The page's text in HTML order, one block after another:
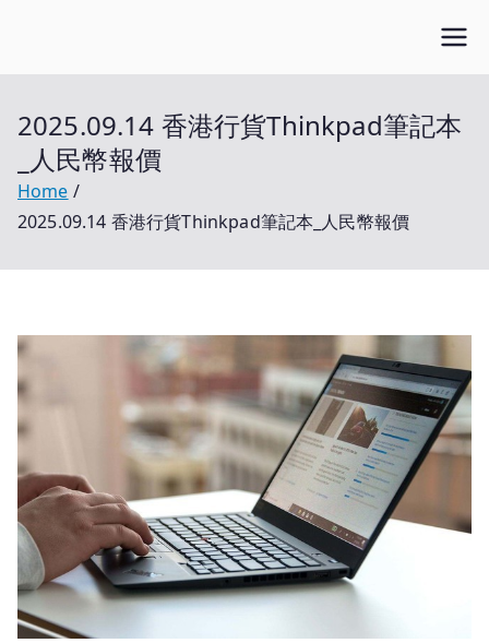
2025.09.14 香港行貨Thinkpad筆記本
_人民幣報價
Home
2025.09.14 香港行貨Thinkpad筆記本_人民幣報價